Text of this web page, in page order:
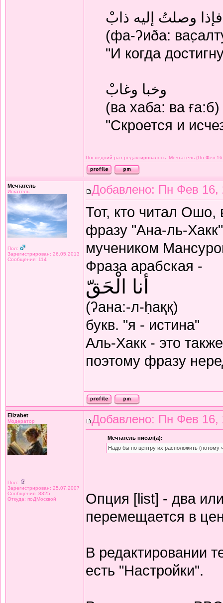
فإذا وصلتُ إليه ذابْ
(фа-ʔиðа:
"И когда
وخبا وغابْ
(ва хаба: ва ға:б)
"Скроется и
Последний раз редактировалось: Мечтатель (Пн Фев
Мечтатель
Искатель
Пол:
Зарегистрирован: 26.05.2013
Сообщения: 114
Добавлено: Пн Фев 16,
Тот, кто читал Ошо,
фразу "Ана-ль-
мучеником
Фраза арабская -
أنا الْحَقّ
(ʔана:-л-ḥаққ)
букв. "я - истина"
Аль-Хакк - это
поэтому фразу
Elizabet
Модератор
Пол:
Зарегистрирован: 25.07.2007
Сообщения: 8325
Откуда: поДМосквой
Добавлено: Пн Фев 16,
Мечтатель писал(а):
Надо бы по центру их расположить (потому
Опция [list] - два
перемещается в
В редактировании
есть "Настройки".